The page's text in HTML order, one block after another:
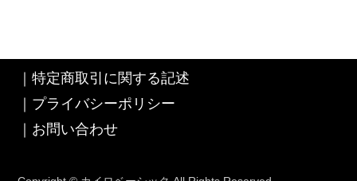
｜特定商取引に関する記述
プライバシーポリシー
お問い合わせ